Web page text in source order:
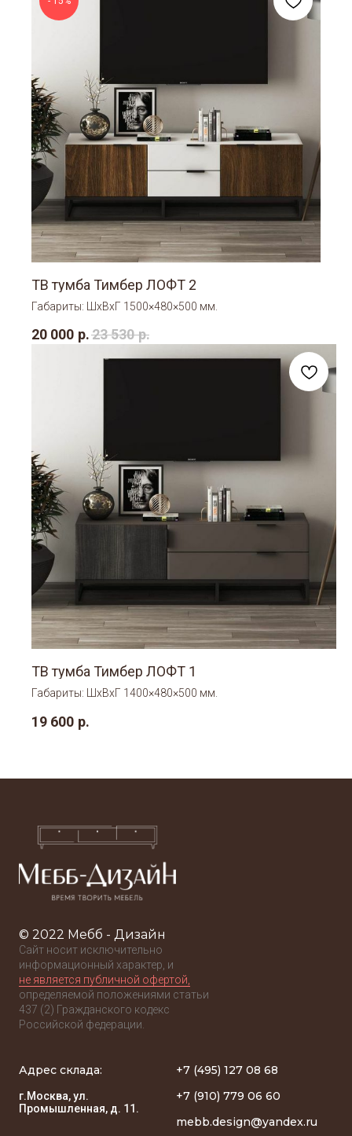
ТВ тумба Тимбер ЛОФТ 2
Габариты: ШхВхГ 1500×480×500 мм.
20 000 р.23 530 р.
ТВ тумба Тимбер ЛОФТ 1
Габариты: ШхВхГ 1400×480×500 мм.
19 600 р.
© 2022 Мебб - Дизайн
Сайт носит исключительно
информационный характер, и
не является публичной офертой,
определяемой положениями статьи
437 (2) Гражданского кодекс
Российской федерации.
Адрес склада:
г.Москва, ул.
Промышленная, д. 11.
+7 (495) 127 08 68
+7 (910) 779 06 60
mebb.design@yandex.ru